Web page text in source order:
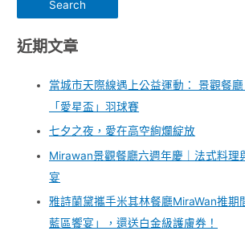
近期文章
當城市天際線遇上公益運動： 景觀餐
「愛星盃」羽球賽
七夕之夜，愛在高空絢爛綻放
Mirawan景觀餐廳六週年慶｜法式料理
宴
雅詩蘭黛攜手米其林餐廳MiraWan推期
藍區饗宴」，還送白金級護膚券！